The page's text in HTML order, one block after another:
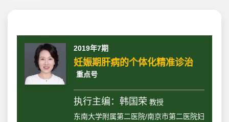
2019年7期
妊娠期肝病的个体化精准诊治
重点号
执行主编：韩国荣教授
东南大学附属第二医院/南京市第二医院妇